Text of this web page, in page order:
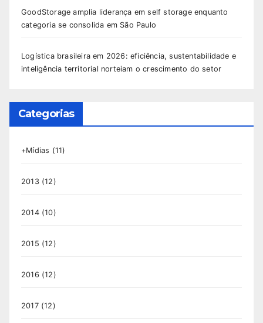
GoodStorage amplia liderança em self storage enquanto
categoria se consolida em São Paulo
Logística brasileira em 2026: eficiência, sustentabilidade e
inteligência territorial norteiam o crescimento do setor
Categorias
+Mídias (11)
2013(12)
2014(10)
2015 (12)
2016 (12)
2017(12)